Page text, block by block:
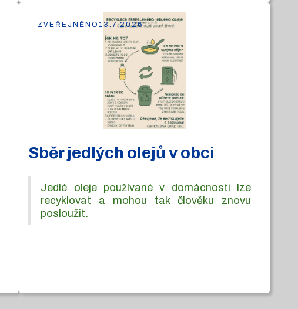
Sběr jedlých olejů v obci
Jedlé oleje používané v domácnosti lze
recyklovat a mohou tak člověku znovu
posloužit.
ZVEŘEJNĚNO13.7.2026